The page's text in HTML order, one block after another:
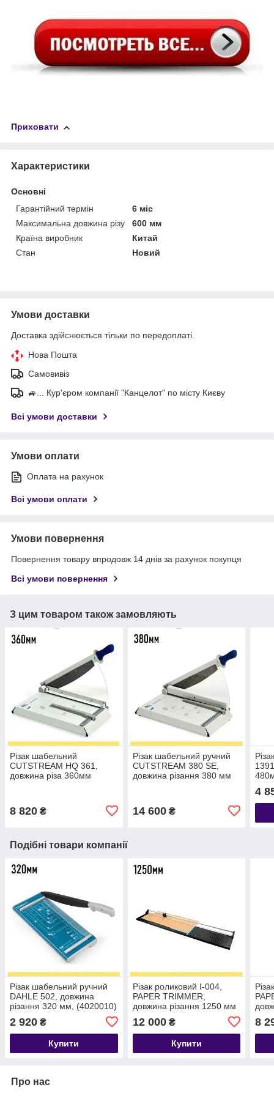
Приховати
Характеристики
Основні
Гарантійний термін
6 міс
Максимальна довжина різу
600 мм
Країна виробник
Китай
Стан
Новий
Умови доставки
Доставка здійснюється тільки по передоплаті.
Нова Пошта
Самовивіз
🚙... Кур'єром компанії "Канцелот" по місту Києву
Всі умови доставки
Умови оплати
Оплата на рахунок
Всі умови оплати
Умови повернення
Повернення товару впродовж 14 днів за рахунок покупця
Всі умови повернення
З цим товаром також замовляють
Різак шабельний
CUTSTREAM HQ 361,
довжина різа 360мм
8 820 ₴
Різак шабельний ручний
CUTSTREAM 380 SE,
довжина різання 380 мм
14 600₴
4
Подібні товари компанії
Різак шабельний ручний
DAHLE 502, довжина
різання 320 мм, (4020010)
2 920 ₴
Купити
Різак роликовий I-004,
PAPER TRIMMER,
довжина різання 1250 мм
12 000₴
Купити
8
Про нас